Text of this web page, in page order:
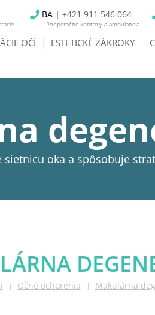
BA | +421 911 546 064
Pooperačné kontroly a ambulancia
OČÍ ESTETICKÉ ZÁKROKY
oka a spôsobuje
| Očné ochorenia | Makulárna